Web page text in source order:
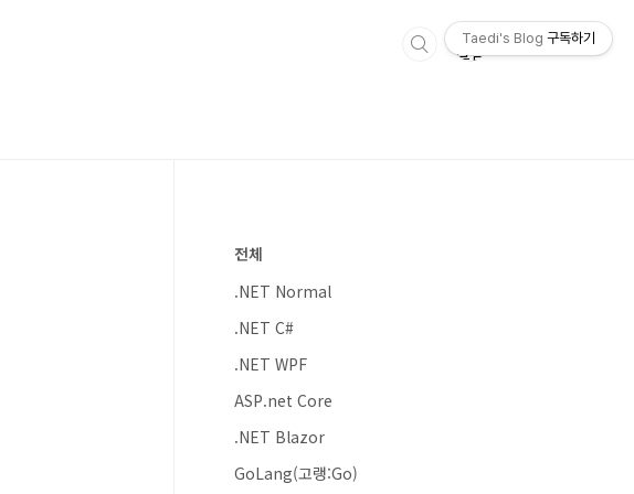
전체
.NET Normal
.NET C#
.NET WPF
ASP.net Core
.NET Blazor
GoLang(고랭:Go)
Taedi's Blog 구독하기